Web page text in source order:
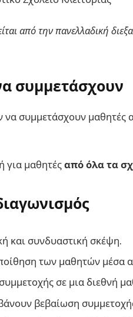
από την πανελλαδική
συμμετάσχουν
να συμμετάσχουν μαθητές
για μαθητές από όλα τα
και συνδυαστική σκέψη.
των μαθητών μέσα
σε μια διεθνή
βεβαίωση